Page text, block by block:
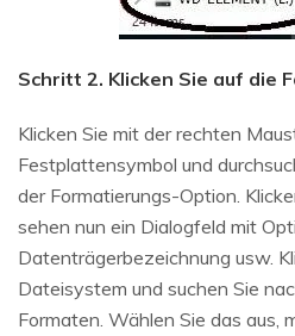
Schritt 2. Klicken Sie auf die
Klicken Sie mit der rechten
Festplattensymbol und
der Formatierungs-Option.
sehen nun ein Dialogfeld mit
Datenträgerbezeichnung usw.
Dateisystem und suchen Sie
Formaten. Wählen Sie das aus,